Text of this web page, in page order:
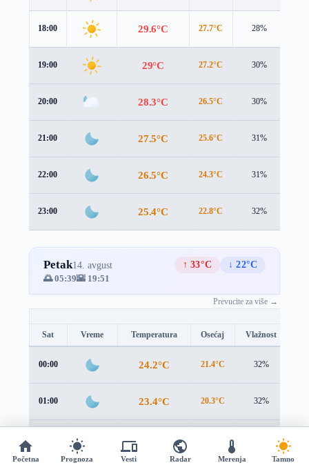
18:00 29.6°C 27.7°C 28%
19:00 29°C 27.2°C 30%
20:00 28.3°C 26.5°C 30%
21:00 27.5°C 25.6°C 31%
22:00 26.5°C 24.3°C 31%
23:00 25.4°C 22.8°C 32%
Petak14. avgust ↑ 33°C
↓ 22°C
🌅 05:39🌇 19:51
Prevucite za više →
Sat Vreme Temperatura Osećaj Vlažnost
00:00 24.2°C 21.4°C 32%
01:00 23.4°C 20.3°C 32%
Početna Prognoza Vesti Radar Merenja Tamno